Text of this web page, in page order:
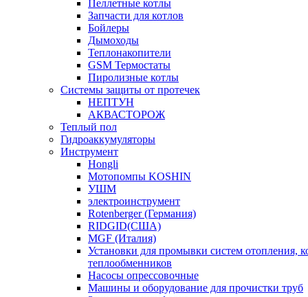
Пеллетные котлы
Запчасти для котлов
Бойлеры
Дымоходы
Теплонакопители
GSM Термостаты
Пиролизные котлы
Системы защиты от протечек
НЕПТУН
АКВАСТОРОЖ
Теплый пол
Гидроаккумуляторы
Инструмент
Hongli
Мотопомпы KOSHIN
УШМ
электроинструмент
Rotenberger (Германия)
RIDGID(США)
MGF (Италия)
Установки для промывки систем отопления,
теплообменников
Насосы опрессовочные
Машины и оборудование для прочистки труб